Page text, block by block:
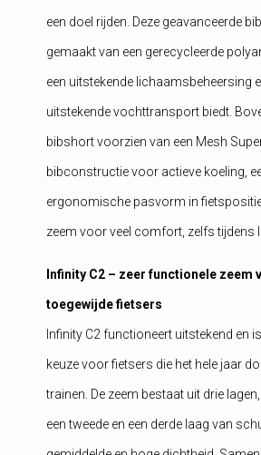
een doel rijden. Deze geavanceerde
gemaakt van een gerecycleerde
een uitstekende lichaamsbeheersing
uitstekende vochttransport biedt.
bibshort voorzien van een Mesh
bibconstructie voor actieve koeling,
ergonomische pasvorm in fietspositie
zeem voor veel comfort, zelfs tijdens
Infinity C2 – zeer functionele zeem
toegewijde fietsers
Infinity C2 functioneert uitstekend en
keuze voor fietsers die het hele jaar
trainen. De zeem bestaat uit drie
een tweede en een derde laag van